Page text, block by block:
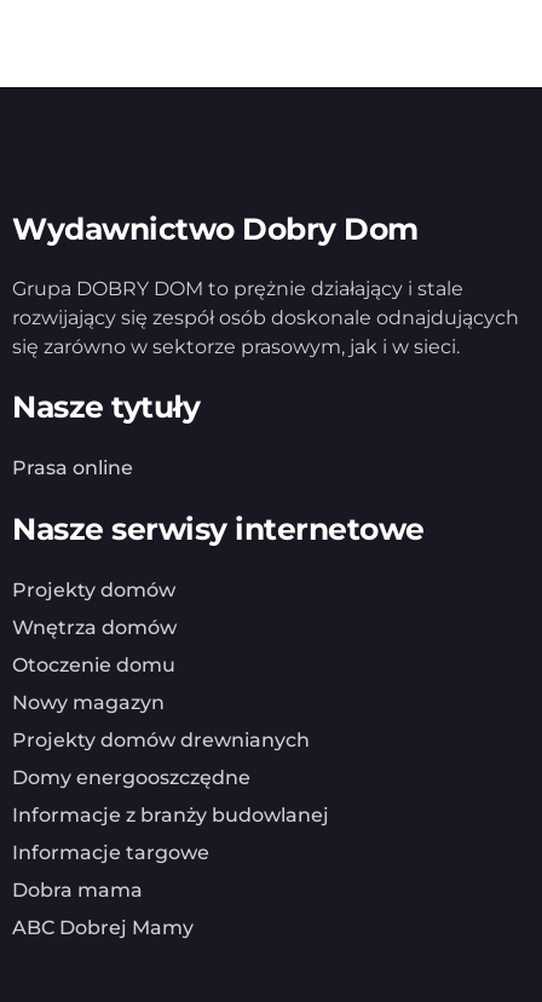
Wydawnictwo Dobry Dom
Grupa DOBRY DOM to prężnie działający i stale
rozwijający się zespół osób doskonale odnajdujących
się zarówno w sektorze prasowym, jak i w sieci.
Nasze tytuły
Prasa online
Nasze serwisy internetowe
Projekty domów
Wnętrza domów
Otoczenie domu
Nowy magazyn
Projekty domów drewnianych
Domy energooszczędne
Informacje z branży budowlanej
Informacje targowe
Dobra mama
ABC Dobrej Mamy